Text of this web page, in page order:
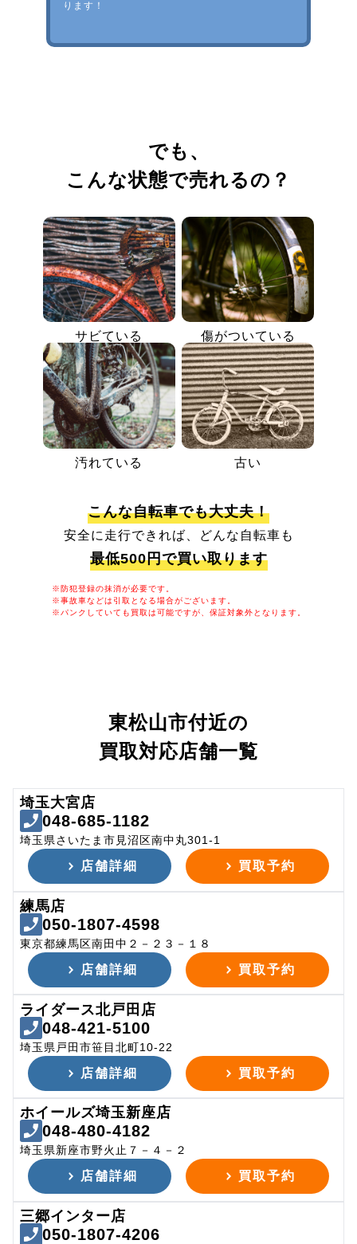
ります！
でも、
こんな状態で売れるの？
サビている 傷がついている
汚れている 古い
こんな自転車でも大丈夫！
安全に走行できれば、どんな自転車も
最低500円で買い取ります
※防犯登録の抹消が必要です。
※事故車などは引取となる場合がございます。
※パンクしていても買取は可能ですが、保証対象外となります。
東松山市付近の
買取対応店舗一覧
埼玉大宮店
048-685-1182
埼玉県さいたま市見沼区南中丸301-1
店舗詳細 買取予約
練馬店
050-1807-4598
東京都練馬区南田中２－２３－１８
店舗詳細 買取予約
ライダース北戸田店
048-421-5100
埼玉県戸田市笹目北町10-22
店舗詳細 買取予約
ホイールズ埼玉新座店
048-480-4182
埼玉県新座市野火止７－４－２
店舗詳細 買取予約
三郷インター店
050-1807-4206